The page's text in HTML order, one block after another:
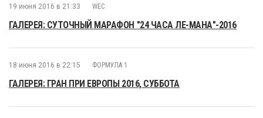
19 июня 2016 в 21:33 WEC
ГАЛЕРЕЯ: СУТОЧНЫЙ МАРАФОН "24 ЧАСА ЛЕ-МАНА"-2016
18 июня 2016 в 22:15 ФОРМУЛА 1
ГАЛЕРЕЯ: ГРАН ПРИ ЕВРОПЫ 2016, СУББОТА